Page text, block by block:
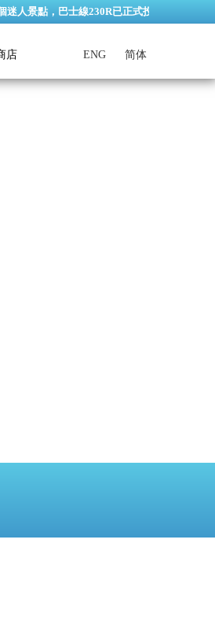
點，巴士線230R已正式投入服務。香港馬
店 ENG 简体